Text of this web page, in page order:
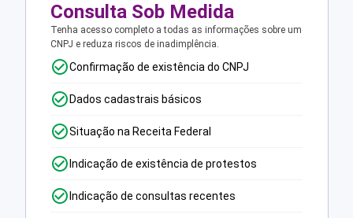
Consulta Sob Medida
Tenha acesso completo a todas as informações sobre um
CNPJ e reduza riscos de inadimplência.
Confirmação de existência do CNPJ
Dados cadastrais básicos
Situação na Receita Federal
Indicação de existência de protestos
Indicação de consultas recentes